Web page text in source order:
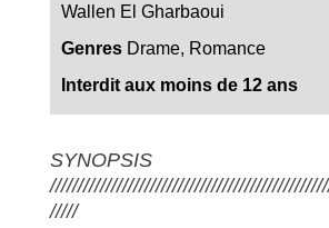
Wallen El Gharbaoui
GenresDrame, Romance
Interdit aux moins de 12 ans
SYNOPSIS
/////